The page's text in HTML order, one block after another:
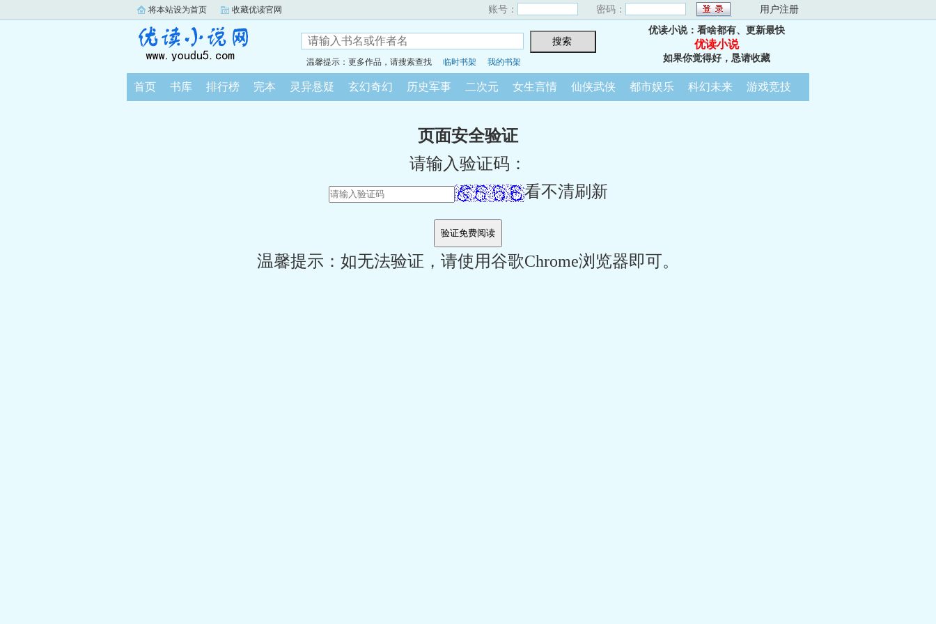
将本站设为首页 收藏优读官网 账号： 密码： 用户注册
温馨提示：更多作品，请搜索查找 临时书架 我的书架
优读小说：看啥都有、更新最快
优读小说
如果你觉得好，恳请收藏
首页 书库 排行榜 完本 灵异悬疑 玄幻奇幻 历史军事 二次元 女生言情 仙侠武侠 都市娱乐 科幻未来 游戏竞技
页面安全验证
请输入验证码：
看不清刷新
温馨提示：如无法验证，请使用谷歌Chrome浏览器即可。